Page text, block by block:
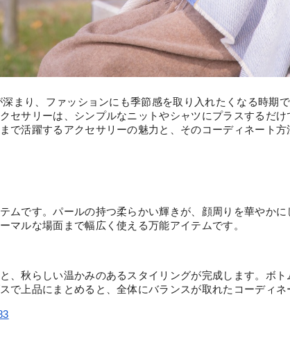
まり、ファッションにも季節感を取り入れたくなる時期
セサリーは、シンプルなニットやシャツにプラスするだ
で活躍するアクセサリーの魅力と、そのコーディネート方
ムです。パールの持つ柔らかい輝きが、顔周りを華やか
マルな場面まで幅広く使える万能アイテムです。
、秋らしい温かみのあるスタイリングが完成します。ボ
上品にまとめると、全体にバランスが取れたコーディネ